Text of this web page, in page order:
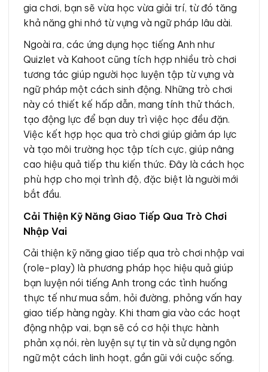
gia chơi, bạn sẽ vừa học vừa giải trí, từ đó tăng
khả năng ghi nhớ từ vựng và ngữ pháp lâu dài.
Ngoài ra, các ứng dụng học tiếng Anh như
Quizlet và Kahoot cũng tích hợp nhiều trò chơi
tương tác giúp người học luyện tập từ vựng và
ngữ pháp một cách sinh động. Những trò chơi
này có thiết kế hấp dẫn, mang tính thử thách,
tạo động lực để bạn duy trì việc học đều đặn.
Việc kết hợp học qua trò chơi giúp giảm áp lực
và tạo môi trường học tập tích cực, giúp nâng
cao hiệu quả tiếp thu kiến thức. Đây là cách học
phù hợp cho mọi trình độ, đặc biệt là người mới
bắt đầu.
Cải Thiện Kỹ Năng Giao Tiếp Qua Trò Chơi
Nhập Vai
Cải thiện kỹ năng giao tiếp qua trò chơi nhập vai
(role-play) là phương pháp học hiệu quả giúp
bạn luyện nói tiếng Anh trong các tình huống
thực tế như mua sắm, hỏi đường, phỏng vấn hay
giao tiếp hàng ngày. Khi tham gia vào các hoạt
động nhập vai, bạn sẽ có cơ hội thực hành
phản xạ nói, rèn luyện sự tự tin và sử dụng ngôn
ngữ một cách linh hoạt, gần gũi với cuộc sống.